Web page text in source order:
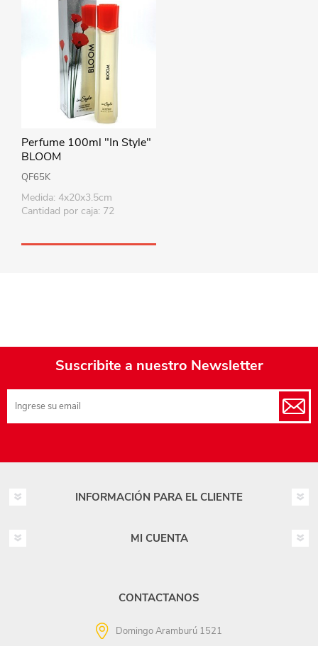
Perfume 100ml "In Style"
BLOOM
QF65K
Medida: 4x20x3.5cm
Cantidad por caja: 72
Suscribite a nuestro Newsletter
INFORMACIÓN PARA EL CLIENTE
MI CUENTA
CONTACTANOS
Domingo Aramburú 1521